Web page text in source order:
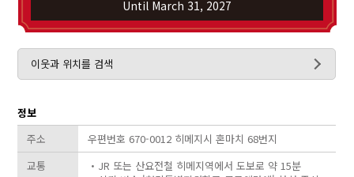
Until March 31, 2027
이웃과 위치를 검색
정보
주소
우편번호 670-0012 히메지시 혼마치 68번지
교통
・JR 또는 산요전철 히메지역에서 도보로 약 15분